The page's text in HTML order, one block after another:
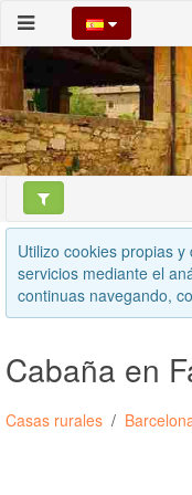
Utilizo cookies propias
servicios mediante el
continuas navegando,
Cabaña en
Casas rurales